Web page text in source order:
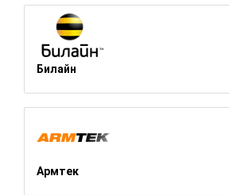
Билайн
Армтек